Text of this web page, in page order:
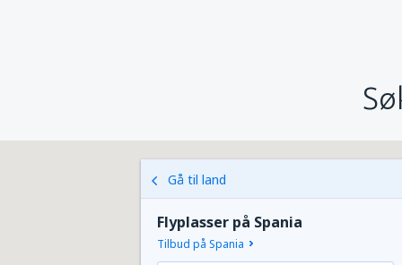
Gå til land
Flyplasser på Spania
Tilbud på Spania